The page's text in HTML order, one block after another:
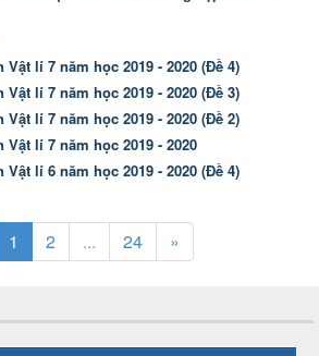
lí 7 năm học 2019 - 2020 (Đề 4)
lí 7 năm học 2019 - 2020 (Đề 3)
lí 7 năm học 2019 - 2020 (Đề 2)
lí 7 năm học 2019 - 2020
lí 6 năm học 2019 - 2020 (Đề 4)
1 2 ... 24 »